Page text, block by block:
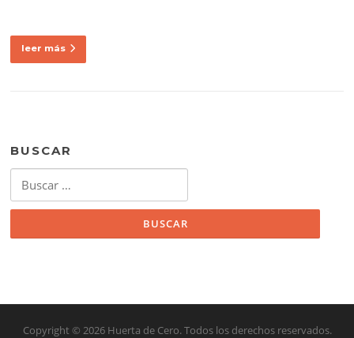
leer más
BUSCAR
Copyright © 2026 Huerta de Cero. Todos los derechos reservados.